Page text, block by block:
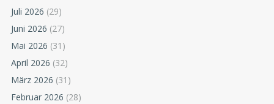
Juli 2026 (29)
Juni 2026 (27)
Mai 2026 (31)
April 2026 (32)
März 2026 (31)
Februar 2026 (28)